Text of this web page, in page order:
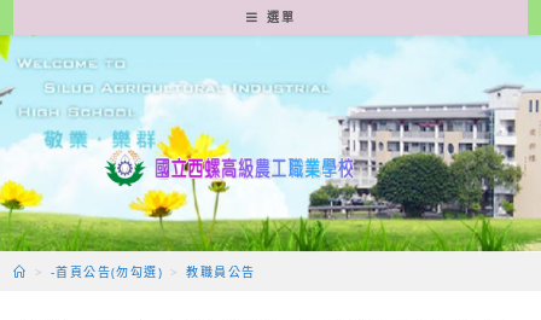
轉
至
要
容
選單
> -首頁公告(勿勾選) > 教職員公告